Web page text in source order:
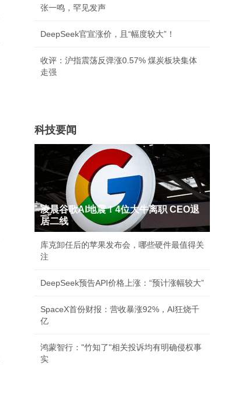
张一鸣，罕见发声
DeepSeek官宣涨价，且“幅度较大”！
收评：沪指震荡反弹涨0.57% 煤炭板块集体
走强
科技要闻
凌晨谷歌AI地震！4位大牛离职 CEO退
居二线
库克卸任后的苹果发布会，哪些硬件最值得关
注
DeepSeek预告API价格上涨：“预计涨幅较大”
SpaceX首份财报：营收暴涨92%，AI狂烧千
亿
鸿蒙智行："竹知了"相关投诉均有明确侵权事
实